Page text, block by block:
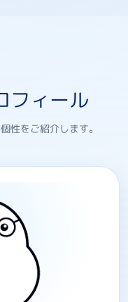
フィール
性をご紹介します。